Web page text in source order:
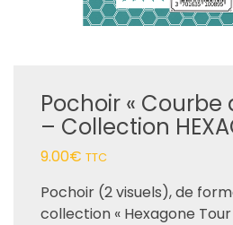
Pochoir « Courbe
– Collection
9.00€ TTC
Pochoir (2 visuels), de
collection « Hexagone Tour